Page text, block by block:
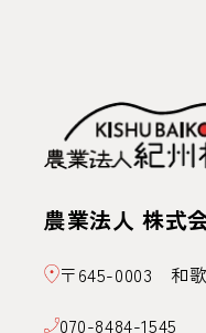
農業法人 株式
〒645-0003 和
070-8484-1545